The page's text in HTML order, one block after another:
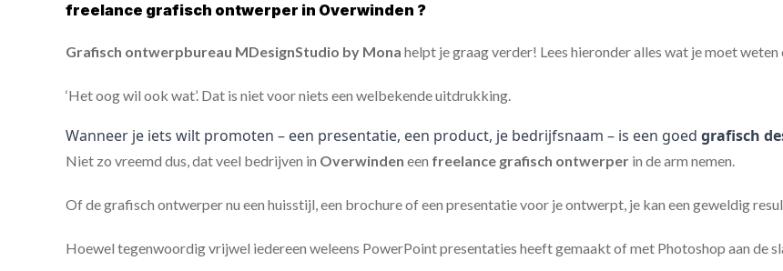
freelance grafisch ontwerper in Overwinden ?
Grafisch ontwerpbureau MDesignStudio by Mona helpt je graag verder! Lees hieronder alles wat je moet weten
‘Het oog wil ook wat’. Dat is niet voor niets een welbekende uitdrukking.
Wanneer je iets wilt promoten – een presentatie, een product, je bedrijfsnaam – is een goed grafisch
Niet zo vreemd dus, dat veel bedrijven in Overwinden een freelance grafisch ontwerper in de arm nemen.
Of de grafisch ontwerper nu een huisstijl, een brochure of een presentatie voor je ontwerpt, je kan een geweldig
Hoewel tegenwoordig vrijwel iedereen weleens PowerPoint presentaties heeft gemaakt of met Photoshop aan de